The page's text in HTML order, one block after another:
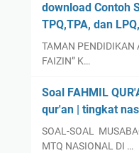
download Contoh
TPQ,TPA, dan
TAMAN PENDIDIKAN
FAIZIN” K…
Soal FAHMIL
qur'an | tingkat
SOAL-SOAL
MTQ NASIONAL DI …